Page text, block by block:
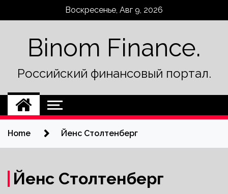
Воскресенье, Авг 9, 2026
Binom Finance.
Российский финансовый портал.
Home Йенс Столтенберг
Йенс Столтенберг